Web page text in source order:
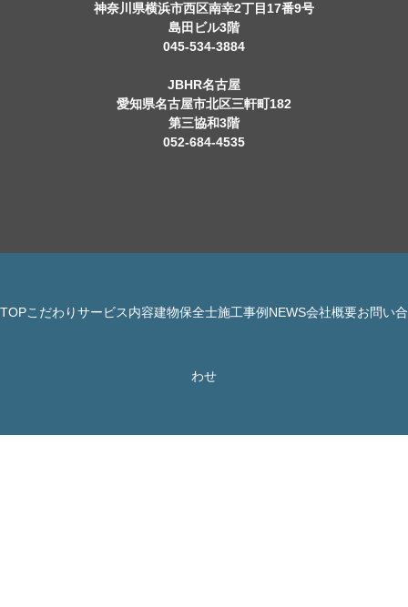
神奈川県横浜市西区南幸2丁目17番9号
島田ビル3階
045-534-3884
JBHR名古屋
愛知県名古屋市北区三軒町182
第三協和3階
052-684-4535
TOPこだわりサービス内容建物保全士施工事例 NEWS会社概要お問い合
わせ